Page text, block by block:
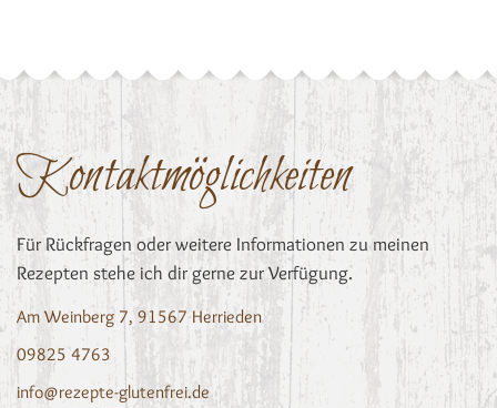
Kontaktmöglichkeiten
Für Rückfragen oder weitere Informationen zu meinen
Rezepten stehe ich dir gerne zur Verfügung.
Am Weinberg 7, 91567 Herrieden
09825 4763
info@rezepte-glutenfrei.de